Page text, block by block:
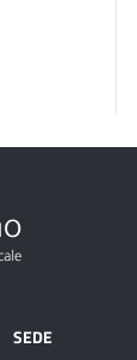
SEDE